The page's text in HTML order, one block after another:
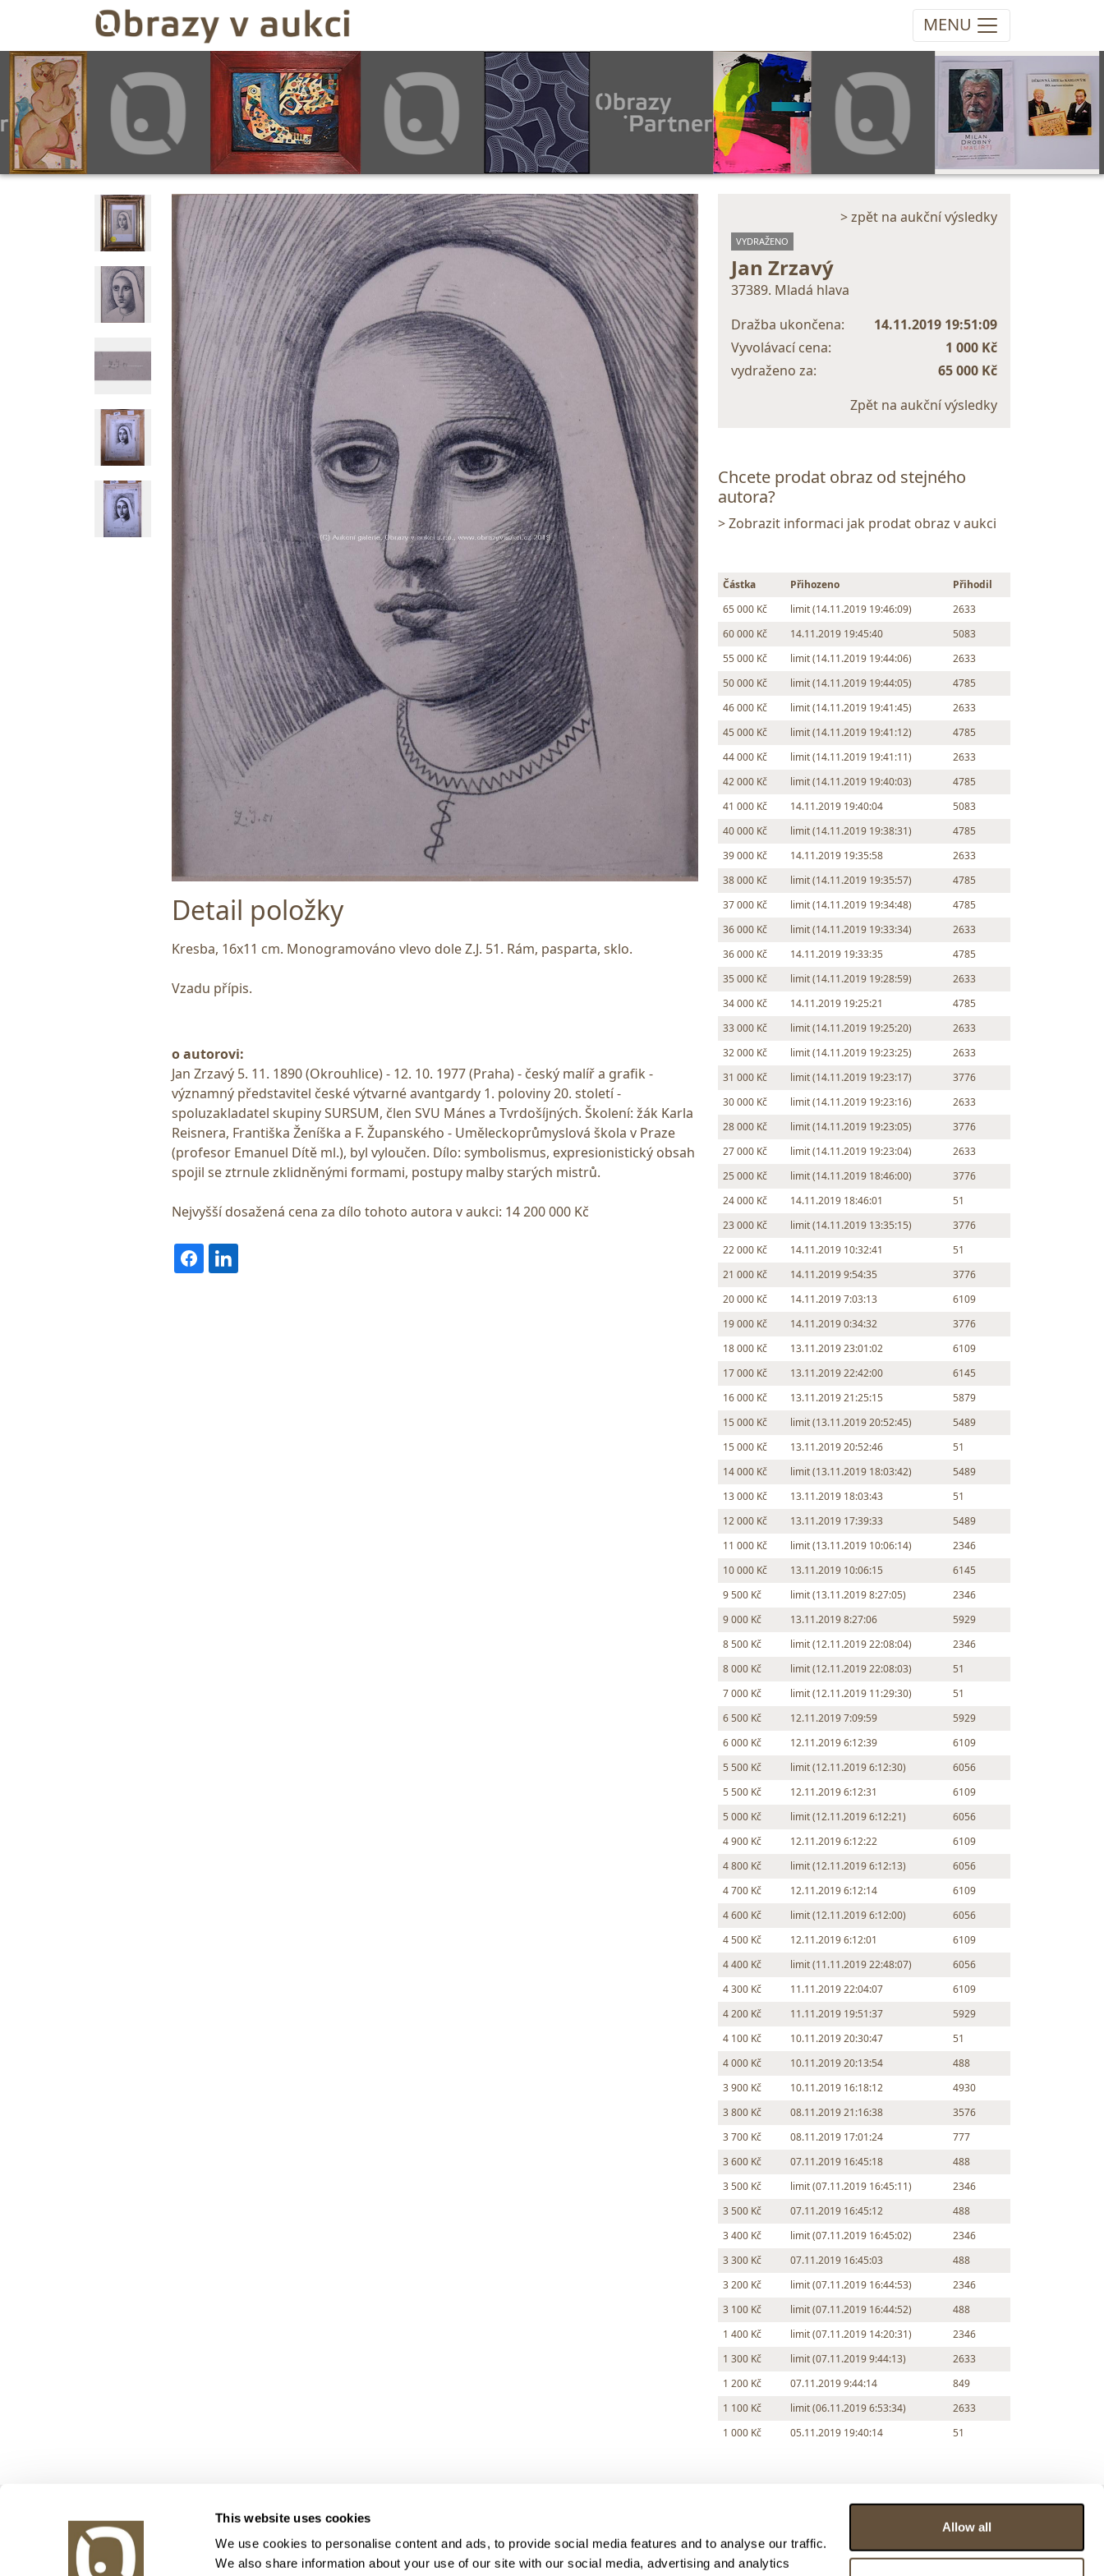
This website uses cookies
We use cookies to personalise content and ads, to provide social media features and to analyse our traffic.
We also share information about your use of our site with our social media, advertising and analytics
Allow all
MENU
Detail položky
Kresba, 16x11 cm. Monogramováno vlevo dole Z.J. 51. Rám, pasparta, sklo.
Vzadu přípis.
o autorovi:
Jan Zrzavý 5. 11. 1890 (Okrouhlice) - 12. 10. 1977 (Praha) - český malíř a grafik -
významný představitel české výtvarné avantgardy 1. poloviny 20. století -
spoluzakladatel skupiny SURSUM, člen SVU Mánes a Tvrdošíjných. Školení: žák Karla
Reisnera, Františka Ženíška a F. Županského - Uměleckoprůmyslová škola v Praze
(profesor Emanuel Dítě ml.), byl vyloučen. Dílo: symbolismus, expresionistický obsah
spojil se ztrnule zklidněnými formami, postupy malby starých mistrů.
Nejvyšší dosažená cena za dílo tohoto autora v aukci: 14 200 000 Kč
> zpět na aukční výsledky
VYDRAŽENO
Jan Zrzavý
37389. Mladá hlava
Dražba ukončena:
14.11.2019 19:51:09
Vyvolávací cena:
1 000 Kč
vydraženo za:
65 000 Kč
Zpět na aukční výsledky
Chcete prodat obraz od stejného
autora?
> Zobrazit informaci jak prodat obraz v aukci
Částka Přihozeno
Přihodil
65 000 Kč
limit (14.11.2019 19:46:09)
2633
60 000 Kč
14.11.2019 19:45:40
5083
55 000 Kč
limit (14.11.2019 19:44:06)
2633
50 000 Kč
limit (14.11.2019 19:44:05)
4785
46 000 Kč
limit (14.11.2019 19:41:45)
2633
45 000 Kč
limit (14.11.2019 19:41:12)
4785
44 000 Kč
limit (14.11.2019 19:41:11)
2633
42 000 Kč
limit (14.11.2019 19:40:03)
4785
41 000 Kč
14.11.2019 19:40:04
5083
40 000 Kč
limit (14.11.2019 19:38:31)
4785
39 000 Kč
14.11.2019 19:35:58
2633
38 000 Kč
limit (14.11.2019 19:35:57)
4785
37 000 Kč
limit (14.11.2019 19:34:48)
4785
36 000 Kč
limit (14.11.2019 19:33:34)
2633
36 000 Kč
14.11.2019 19:33:35
4785
35 000 Kč
limit (14.11.2019 19:28:59)
2633
34 000 Kč
14.11.2019 19:25:21
4785
33 000 Kč
limit (14.11.2019 19:25:20)
2633
32 000 Kč
limit (14.11.2019 19:23:25)
2633
31 000 Kč
limit (14.11.2019 19:23:17)
3776
30 000 Kč
limit (14.11.2019 19:23:16)
2633
28 000 Kč
limit (14.11.2019 19:23:05)
3776
27 000 Kč
limit (14.11.2019 19:23:04)
2633
25 000 Kč
limit (14.11.2019 18:46:00)
3776
24 000 Kč
14.11.2019 18:46:01
51
23 000 Kč
limit (14.11.2019 13:35:15)
3776
22 000 Kč
14.11.2019 10:32:41
51
21 000 Kč
14.11.2019 9:54:35
3776
20 000 Kč
14.11.2019 7:03:13
6109
19 000 Kč
14.11.2019 0:34:32
3776
18 000 Kč
13.11.2019 23:01:02
6109
17 000 Kč
13.11.2019 22:42:00
6145
16 000 Kč
13.11.2019 21:25:15
5879
15 000 Kč
limit (13.11.2019 20:52:45)
5489
15 000 Kč
13.11.2019 20:52:46
51
14 000 Kč
limit (13.11.2019 18:03:42)
5489
13 000 Kč
13.11.2019 18:03:43
51
12 000 Kč
13.11.2019 17:39:33
5489
11 000 Kč
limit (13.11.2019 10:06:14)
2346
10 000 Kč
13.11.2019 10:06:15
6145
9 500 Kč
limit (13.11.2019 8:27:05)
2346
9 000 Kč
13.11.2019 8:27:06
5929
8 500 Kč
limit (12.11.2019 22:08:04)
2346
8 000 Kč
limit (12.11.2019 22:08:03)
51
7 000 Kč
limit (12.11.2019 11:29:30)
51
6 500 Kč
12.11.2019 7:09:59
5929
6 000 Kč
12.11.2019 6:12:39
6109
5 500 Kč
limit (12.11.2019 6:12:30)
6056
5 500 Kč
12.11.2019 6:12:31
6109
5 000 Kč
limit (12.11.2019 6:12:21)
6056
4 900 Kč
12.11.2019 6:12:22
6109
4 800 Kč
limit (12.11.2019 6:12:13)
6056
4 700 Kč
12.11.2019 6:12:14
6109
4 600 Kč
limit (12.11.2019 6:12:00)
6056
4 500 Kč
12.11.2019 6:12:01
6109
4 400 Kč
limit (11.11.2019 22:48:07)
6056
4 300 Kč
11.11.2019 22:04:07
6109
4 200 Kč
11.11.2019 19:51:37
5929
4 100 Kč
10.11.2019 20:30:47
51
4 000 Kč
10.11.2019 20:13:54
488
3 900 Kč
10.11.2019 16:18:12
4930
3 800 Kč
08.11.2019 21:16:38
3576
3 700 Kč
08.11.2019 17:01:24
777
3 600 Kč
07.11.2019 16:45:18
488
3 500 Kč
limit (07.11.2019 16:45:11)
2346
3 500 Kč
07.11.2019 16:45:12
488
3 400 Kč
limit (07.11.2019 16:45:02)
2346
3 300 Kč
07.11.2019 16:45:03
488
3 200 Kč
limit (07.11.2019 16:44:53)
2346
3 100 Kč
limit (07.11.2019 16:44:52)
488
1 400 Kč
limit (07.11.2019 14:20:31)
2346
1 300 Kč
limit (07.11.2019 9:44:13)
2633
1 200 Kč
07.11.2019 9:44:14
849
1 100 Kč
limit (06.11.2019 6:53:34)
2633
1 000 Kč
05.11.2019 19:40:14 51
Korunní 972/75
130 00 Praha 3
tel.: +420 800 10 10 10, +420 737 196 183
> Obchodní podmínky
> Kontakty